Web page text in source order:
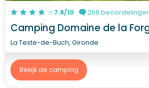
7.8/10 266
Camping Domaine de la
La Teste-de-Buch, Gironde
Bekijk de camping